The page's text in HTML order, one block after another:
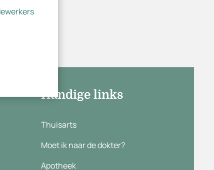
Handige links
Thuisarts
Moet ik naar de dokter?
Apotheek